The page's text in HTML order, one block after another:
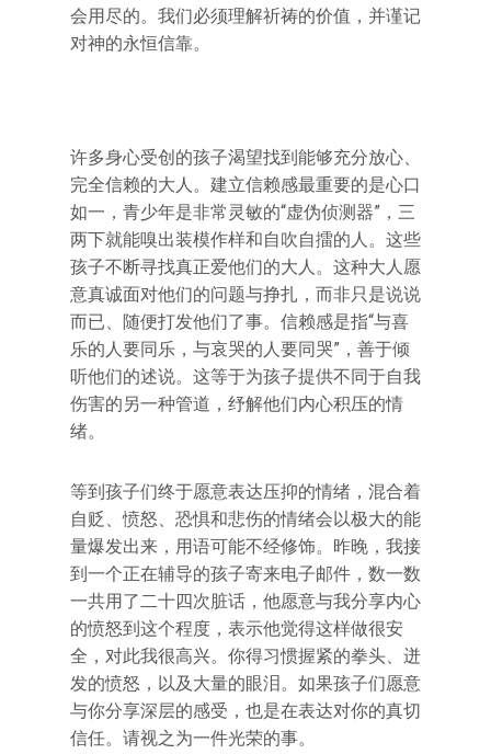
会用尽的。我们必须理解祈祷的价值，并谨记
对神的永恒信靠。
许多身心受创的孩子渴望找到能够充分放心、
完全信赖的大人。建立信赖感最重要的是心口
如一，青少年是非常灵敏的“虚伪侦测器”，三
两下就能嗅出装模作样和自吹自擂的人。这些
孩子不断寻找真正爱他们的大人。这种大人愿
意真诚面对他们的问题与挣扎，而非只是说说
而已、随便打发他们了事。信赖感是指“与喜
乐的人要同乐，与哀哭的人要同哭”，善于倾
听他们的述说。这等于为孩子提供不同于自我
伤害的另一种管道，纾解他们内心积压的情
绪。
等到孩子们终于愿意表达压抑的情绪，混合着
自贬、愤怒、恐惧和悲伤的情绪会以极大的能
量爆发出来，用语可能不经修饰。昨晚，我接
到一个正在辅导的孩子寄来电子邮件，数一数
一共用了二十四次脏话，他愿意与我分享内心
的愤怒到这个程度，表示他觉得这样做很安
全，对此我很高兴。你得习惯握紧的拳头、迸
发的愤怒，以及大量的眼泪。如果孩子们愿意
与你分享深层的感受，也是在表达对你的真切
信任。请视之为一件光荣的事。